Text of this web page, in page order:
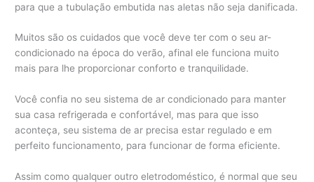
para que a tubulação embutida nas aletas não seja danificada.
Muitos são os cuidados que você deve ter com o seu ar-
condicionado na época do verão, afinal ele funciona muito
mais para lhe proporcionar conforto e tranquilidade.
Você confia no seu sistema de ar condicionado para manter
sua casa refrigerada e confortável, mas para que isso
aconteça, seu sistema de ar precisa estar regulado e em
perfeito funcionamento, para funcionar de forma eficiente.
Assim como qualquer outro eletrodoméstico, é normal que seu